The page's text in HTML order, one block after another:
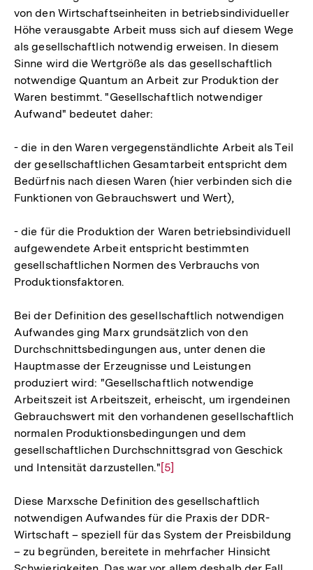
von den Wirtschaftseinheiten in betriebsindividueller
Höhe verausgabte Arbeit muss sich auf diesem Wege
als gesellschaftlich notwendig erweisen. In diesem
Sinne wird die Wertgröße als das gesellschaftlich
notwendige Quantum an Arbeit zur Produktion der
Waren bestimmt. "Gesellschaftlich notwendiger
Aufwand" bedeutet daher:
- die in den Waren vergegenständlichte Arbeit als Teil
der gesellschaftlichen Gesamtarbeit entspricht dem
Bedürfnis nach diesen Waren (hier verbinden sich die
Funktionen von Gebrauchswert und Wert),
- die für die Produktion der Waren betriebsindividuell
aufgewendete Arbeit entspricht bestimmten
gesellschaftlichen Normen des Verbrauchs von
Produktionsfaktoren.
Bei der Definition des gesellschaftlich notwendigen
Aufwandes ging Marx grundsätzlich von den
Durchschnittsbedingungen aus, unter denen die
Hauptmasse der Erzeugnisse und Leistungen
produziert wird: "Gesellschaftlich notwendige
Arbeitszeit ist Arbeitszeit, erheischt, um irgendeinen
Gebrauchswert mit den vorhandenen gesellschaftlich
normalen Produktionsbedingungen und dem
gesellschaftlichen Durchschnittsgrad von Geschick
und Intensität darzustellen." Zur
der
Fußnote
[5]
Diese Marxsche Definition des gesellschaftlich
notwendigen Aufwandes für die Praxis der DDR-
Wirtschaft – speziell für das System der Preisbildung
– zu begründen, bereitete in mehrfacher Hinsicht